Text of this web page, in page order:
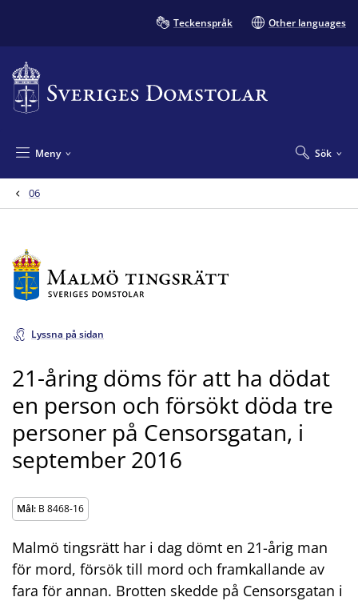
Teckenspråk Other languages
Sök
Meny
06
Lyssna på sidan
21-åring döms för att ha dödat
en person och försökt döda tre
personer på Censorsgatan, i
september 2016
Mål: B 8468-16
Malmö tingsrätt har i dag dömt en 21-årig man
för mord, försök till mord och framkallande av
fara för annan. Brotten skedde på Censorsgatan i